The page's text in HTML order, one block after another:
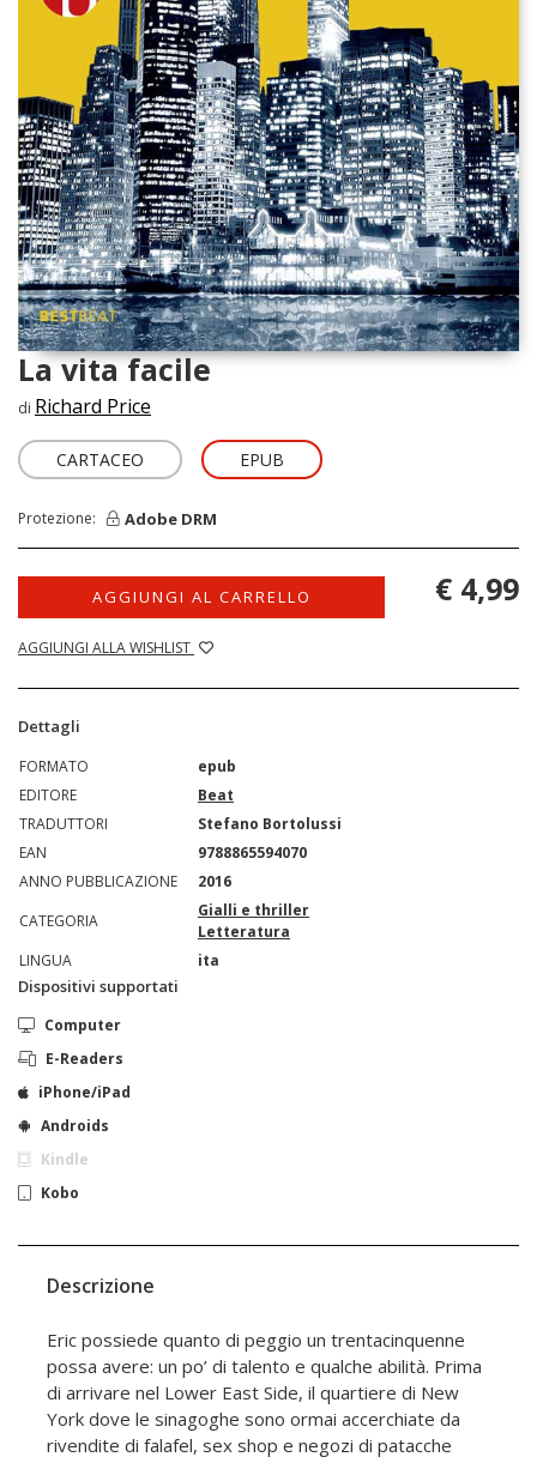
La vita facile
di Richard Price
CARTACEO EPUB
Protezione: Adobe DRM
AGGIUNGI AL CARRELLO
AGGIUNGI ALLA WISHLIST
€ 4,99
Dettagli
FORMATO
epub
EDITORE
Beat
TRADUTTORI
Stefano Bortolussi
EAN
9788865594070
ANNO PUBBLICAZIONE
2016
CATEGORIA
Gialli e thriller
Letteratura
LINGUA
ita
Dispositivi supportati
Computer
E-Readers
iPhone/iPad
Androids
Kindle
Kobo
Descrizione
Eric possiede quanto di peggio un trentacinquenne
possa avere: un po’ di talento e qualche abilità. Prima
di arrivare nel Lower East Side, il quartiere di New
York dove le sinagoghe sono ormai accerchiate da
rivendite di falafel, sex shop e negozi di patacche